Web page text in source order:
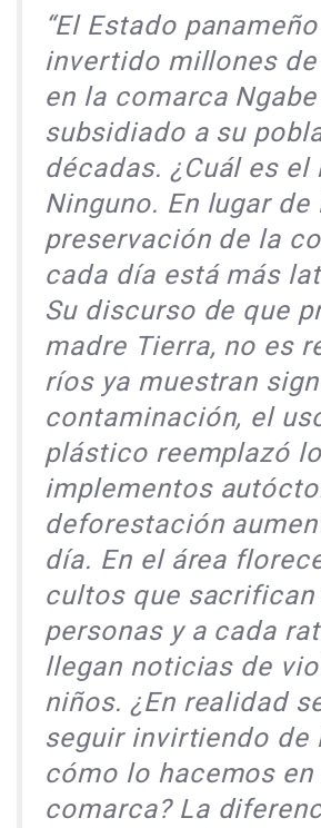
“El Estado
invertido millones
en la comarca
subsidiado a su
décadas. ¿Cuál es el
Ninguno. En lugar de
preservación de la
cada día está más
Su discurso de que
madre Tierra, no es
ríos ya muestran
contaminación, el
plástico reemplazó
implementos
deforestación
día. En el área
cultos que sacrifican
personas y a cada
llegan noticias de
niños. ¿En realidad
seguir invirtiendo de
cómo lo hacemos en
comarca? La